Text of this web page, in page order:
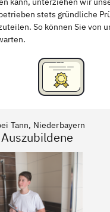
stets gründliche
So können Sie von
Tann, Niederbayern